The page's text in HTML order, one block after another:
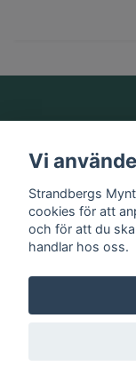
Information
Sociala medier
© 2026
Vi
Strandbergs
cookies för att
och för att du
handlar hos oss.